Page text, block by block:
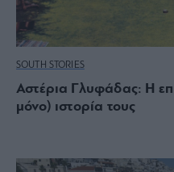
SOUTH STORIES
Αστέρια Γλυφάδας: Η
μόνο) ιστορία τους